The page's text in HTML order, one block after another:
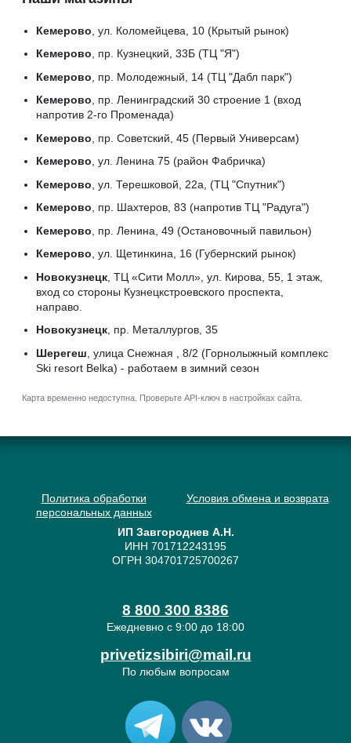
Кемерово , ул. Коломейцева, 10 (Крытый рынок)
Кемерово, пр. Кузнецкий, 33Б (ТЦ "Я")
Кемерово , пр. Молодежный, 14 (ТЦ "Дабл парк")
Кемерово, пр. Ленинградский 30 строение 1 (вход
напротив 2-го Променада)
Кемерово , пр. Советский, 45 (Первый Универсам)
Кемерово, ул. Ленина 75 (район Фабричка)
Кемерово , ул. Терешковой, 22а, (ТЦ "Спутник")
Кемерово, пр. Шахтеров, 83 (напротив ТЦ "Радуга")
Кемерово , пр. Ленина, 49 (Остановочный павильон)
Кемерово, ул. Щетинкина, 16 (Губернский рынок)
Новокузнецк, ТЦ «Сити Молл», ул. Кирова, 55, 1 этаж,
вход со стороны Кузнецкстроевского проспекта,
направо.
Новокузнецк, пр. Металлургов, 35
Шерегеш , улица Снежная , 8/2 (Горнолыжный комплекс
Ski resort Belka) - работаем в зимний сезон
Карта временно недоступна. Проверьте API-ключ в настройках сайта.
Политика обработки
персональных данных
Условия обмена и возврата
ИП Завгороднев А.Н.
ИНН 701712243195
ОГРН 304701725700267
8 800 300 8386
Ежедневно с 9:00 до 18:00
privetizsibiri@mail.ru
По любым вопросам